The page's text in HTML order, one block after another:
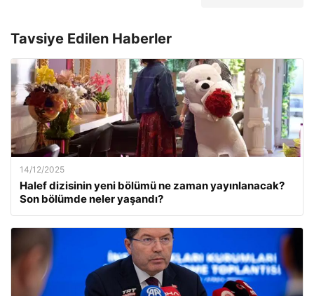
Tavsiye Edilen Haberler
14/12/2025
Halef dizisinin yeni bölümü ne zaman yayınlanacak?
Son bölümde neler yaşandı?